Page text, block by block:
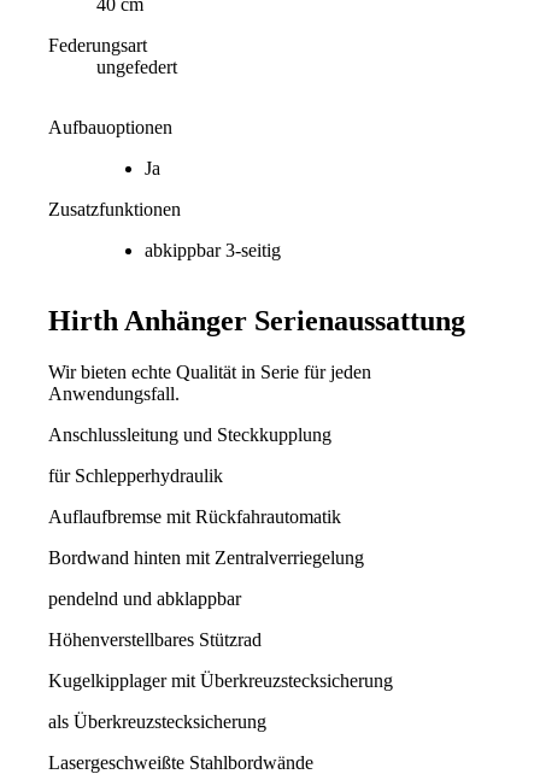
Federungsart
ungefedert
Aufbauoptionen
Ja
Zusatzfunktionen
abkippbar 3-seitig
Hirth Anhänger Serienaussattung
Wir bieten echte Qualität in Serie für jeden
Anwendungsfall.
Anschlussleitung und Steckkupplung
für Schlepperhydraulik
Auflaufbremse mit Rückfahrautomatik
Bordwand hinten mit Zentralverriegelung
pendelnd und abklappbar
Höhenverstellbares Stützrad
Kugelkipplager mit Überkreuzstecksicherung
als Überkreuzstecksicherung
Lasergeschweißte Stahlbordwände